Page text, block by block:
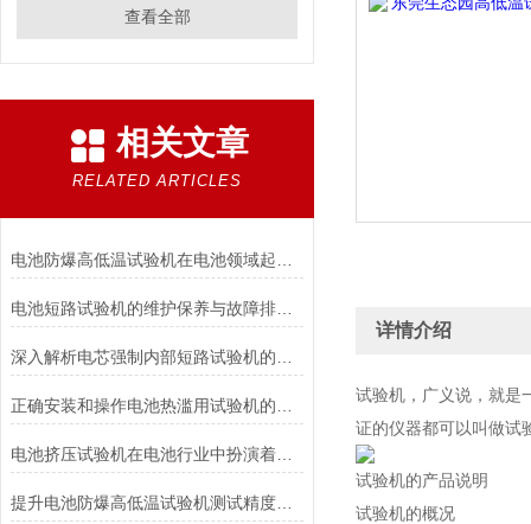
查看全部
相关文章
RELATED ARTICLES
电池短路试验机的维护保养与故障排除技巧分享
提升电池防爆高低温试验机测试精度的技巧
详情介绍
试验机，广义说，就是
证的仪器都可以叫做试
试验机的产品说明
试验机的概况